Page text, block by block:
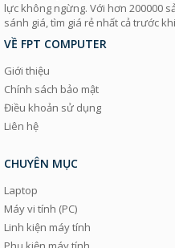
lực không ngừng. Với hơn 200000
sánh giá, tìm giá rẻ nhất cả trước
VỀ FPT COMPUTER
Giới thiệu
Chính sách bảo mật
Điều khoản sử dụng
Liên hệ
CHUYÊN MỤC
Laptop
Máy vi tính (PC)
Linh kiện máy tính